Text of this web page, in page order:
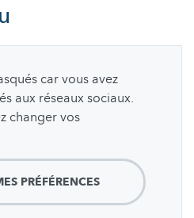
car vous avez
aux réseaux sociaux.
changer vos
PRÉFÉRENCES